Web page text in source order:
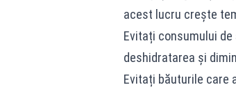
acest lucru crește
Evitați consumului
deshidratarea şi
Evitați băuturile care